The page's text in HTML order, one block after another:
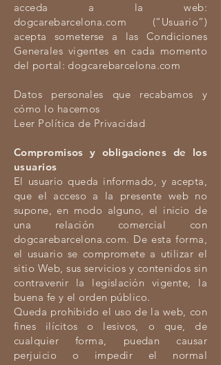
acceda a la web:
dogcarebarcelona.com (“Usuario”)
acepta someterse a las Condiciones
Generales vigentes en cada momento
del portal: dogcarebarcelona.com
Datos personales que recabamos y
cómo lo hacemos
Leer Política de Privacidad
Compromisos y obligaciones de los
usuarios
El usuario queda informado, y acepta,
que el acceso a la presente web no
supone, en modo alguno, el inicio de
una relación comercial con
dogcarebarcelona.com. De esta forma,
el usuario se compromete a utilizar el
sitio Web, sus servicios y contenidos sin
contravenir la legislación vigente, la
buena fe y el orden público.
Queda prohibido el uso de la web, con
fines ilícitos o lesivos, o que, de
cualquier forma, puedan causar
perjuicio o impedir el normal